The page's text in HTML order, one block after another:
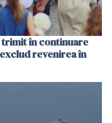
în continuare
revenirea în